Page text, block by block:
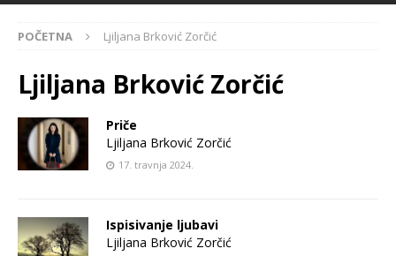
POČETNA Ljiljana Brković Zorčić
Ljiljana Brković Zorčić
Priče
Ljiljana Brković Zorčić
17. travnja 2024.
Ispisivanje ljubavi
Ljiljana Brković Zorčić